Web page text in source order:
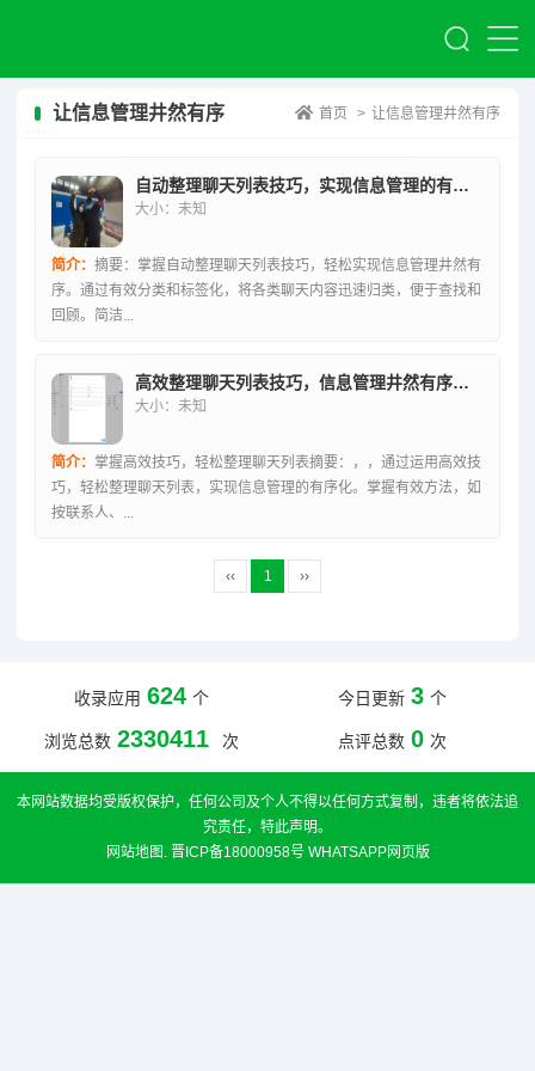
让信息管理井然有序 首页 > 让信息管理井然有序
自动整理聊天列表技巧，实现信息管理的有序化
大小：未知
简介： 摘要：掌握自动整理聊天列表技巧，轻松实现信息管理井然有
序。通过有效分类和标签化，将各类聊天内容迅速归类，便于查找和
回顾。简洁...
高效整理聊天列表技巧，信息管理井然有序秘籍
大小：未知
简介： 掌握高效技巧，轻松整理聊天列表摘要：，，通过运用高效技
巧，轻松整理聊天列表，实现信息管理的有序化。掌握有效方法，如
按联系人、...
‹‹ 1 ››
收录应用 624 个 今日更新 3 个
浏览总数 2330411 次 点评总数 0 次
本网站数据均受版权保护，任何公司及个人不得以任何方式复制，违者将依法追
究责任，特此声明。
网站地图 晋ICP备18000958号 WHATSAPP网页版